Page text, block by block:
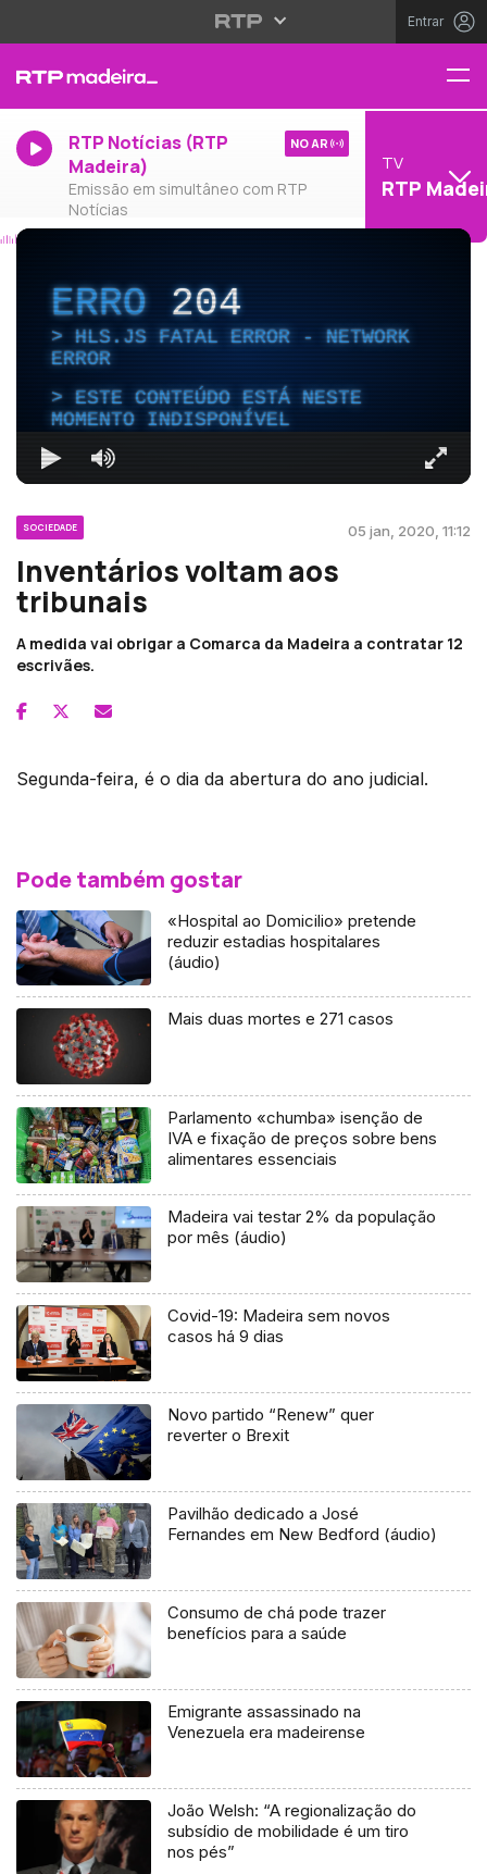
Entrar
RTP Notícias (RTP
Madeira)
Emissão em simultâneo com RTP
Notícias
NO AR
TV
RTP
ERRO204
HLS.JS FATAL ERROR - NETWORK
ERROR
ESTE CONTEÚDO ESTÁ NESTE
MOMENTO INDISPONÍVEL
SOCIEDADE 05 jan, 2020, 11:12
Inventários voltam aos
tribunais
A medida vai obrigar a Comarca da Madeira a contratar 12
escrivães.
Segunda-feira, é o dia da abertura do ano judicial.
Pode também gostar
«Hospital ao Domicilio» pretende
reduzir estadias hospitalares
(áudio)
Mais duas mortes e 271 casos
Parlamento «chumba» isenção de
IVA e fixação de preços sobre bens
alimentares essenciais
Madeira vai testar 2% da população
por mês (áudio)
Covid-19: Madeira sem novos
casos há 9 dias
Novo partido “Renew” quer
reverter o Brexit
Pavilhão dedicado a José
Fernandes em New Bedford (áudio)
Consumo de chá pode trazer
benefícios para a saúde
Emigrante assassinado na
Venezuela era madeirense
João Welsh: “A regionalização do
subsídio de mobilidade é um tiro
nos pés”